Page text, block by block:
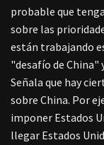
probable que
sobre las
están trabajando
"desafío de
Señala que hay
sobre China. Por
imponer Estados
llegar Estados